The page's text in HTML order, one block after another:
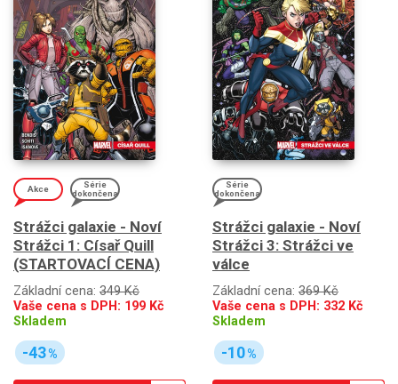
Akce
Série
dokončena
Strážci galaxie - Noví
Strážci 1: Císař Quill
(STARTOVACÍ CENA)
Základní cena: 349 Kč
Vaše cena s DPH: 199 Kč
Skladem
-43%
Série
dokončena
Strážci galaxie - Noví
Strážci 3: Strážci ve
válce
Základní cena: 369 Kč
Vaše cena s DPH: 332 Kč
Skladem
-10%